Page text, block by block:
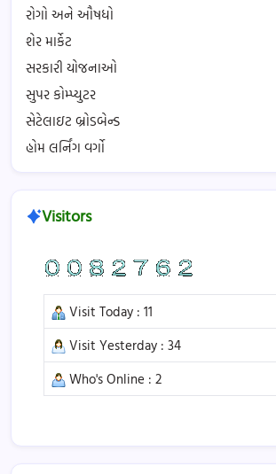
રોગો અને ઔષધો
શેર માર્કેટ
સરકારી યોજનાઓ
સુપર કોમ્પ્યુટર
સેટેલાઇટ બ્રોડબેન્ડ
હોમ લર્નિંગ વર્ગો
Visitors
Visit Today : 11
Visit Yesterday : 34
Who's Online : 2